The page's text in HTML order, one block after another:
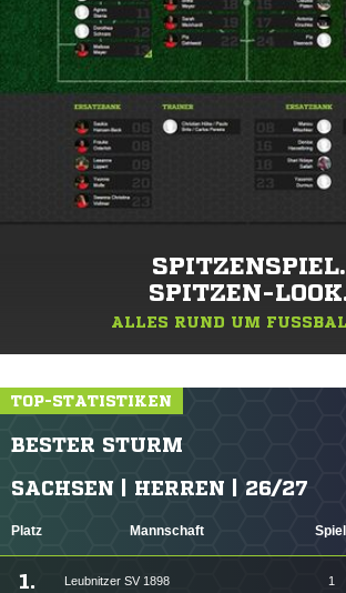
SPITZENSPIEL.
SPITZEN-
ALLES RUND UM
TOP-STATISTIKEN
BESTER STURM
SACHSEN | HERREN | 26/27
Platz Mannschaft
1. Leubnitzer SV 1898 1